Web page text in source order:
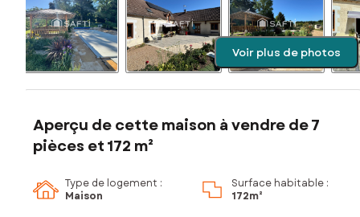
Voir plus de photos
Aperçu de cette maison à vendre de 7
pièces et 172 m²
Type de logement :
Maison
Surface habitable :
172m²